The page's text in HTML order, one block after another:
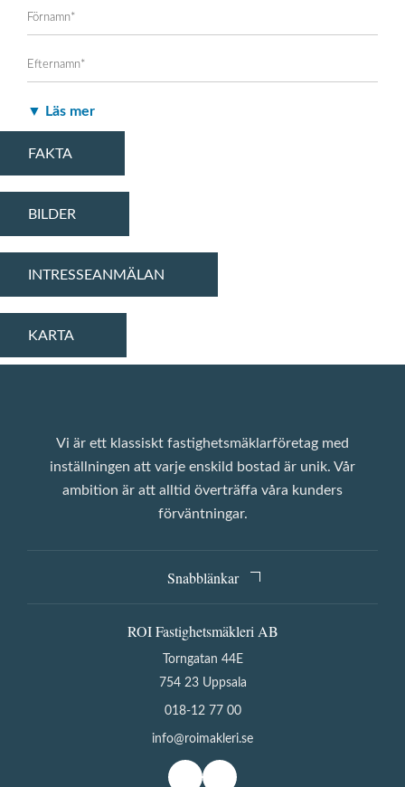
Jag samtycker till behandling av mina personuppgifter enligt ROI
▼ Läs mer
FAKTA
BILDER
INTRESSEANMÄLAN
KARTA
Vi är ett klassiskt fastighetsmäklarföretag med
inställningen att varje enskild bostad är unik. Vår
ambition är att alltid överträffa våra kunders
förväntningar.
Snabblänkar
ROI Fastighetsmäkleri AB
Torngatan 44E
754 23 Uppsala
018-12 77 00
info@roimakleri.se